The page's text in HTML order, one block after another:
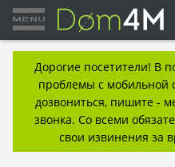
Дорогие посетители! В
проблемы с мобильной
дозвониться, пишите -
звонка. Со всеми
свои извинения за